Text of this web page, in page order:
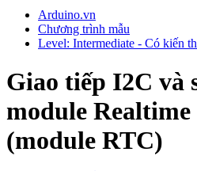
Arduino.vn
Chương trình mẫu
Level: Intermediate - Có kiến
Giao tiếp I2C và
module Realtime
(module RTC)